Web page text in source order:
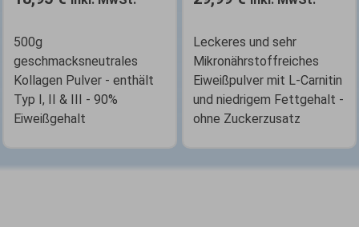
500g
geschmacksneutrales
Kollagen Pulver - enthält
Typ I, II & III - 90%
Eiweißgehalt
auf
Produktseite
gewählt
werden
Leckeres und sehr
Mikronährstoffreiches
Eiweißpulver mit L-Carnitin
und niedrigem Fettgehalt -
ohne Zuckerzusatz